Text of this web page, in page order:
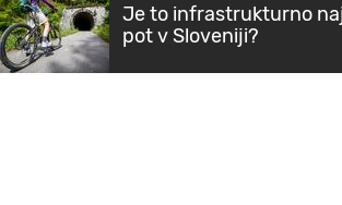
Je to infrastrukturno
pot v Sloveniji?